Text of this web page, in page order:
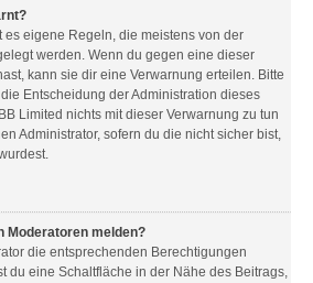
es eigene Regeln, die meistens von der
werden. Wenn du gegen eine dieser
kann sie dir eine Verwarnung erteilen. Bitte
Entscheidung der Administration dieses
Limited nichts mit dieser Verwarnung zu tun
Administrator, sofern du die nicht sicher bist,
Moderatoren melden?
die entsprechenden Berechtigungen
du eine Schaltfläche in der Nähe des Beitrags,